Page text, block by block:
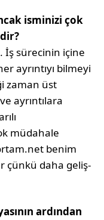
isminizi çok
İş süre­cinin içine
ayrıntıyı bilmeyi
zaman üst
ayrıntılara
müdahale
benim
çünkü daha geliş­
ardından